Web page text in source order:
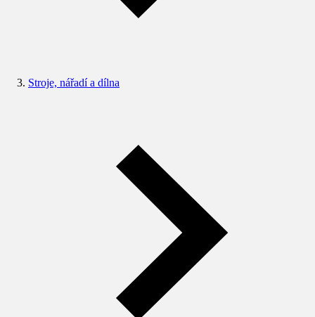
Stroje, nářadí a dílna